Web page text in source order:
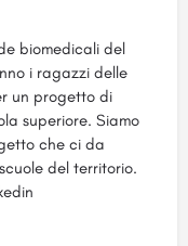
biomedicali del
i ragazzi delle
un progetto di
superiore. Siamo
che ci da
del territorio.